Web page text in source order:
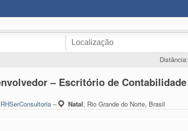
Distância:
– Escritório de Contabilidade
RHSerConsultoria – Natal, Rio Grande do Norte, Brasil